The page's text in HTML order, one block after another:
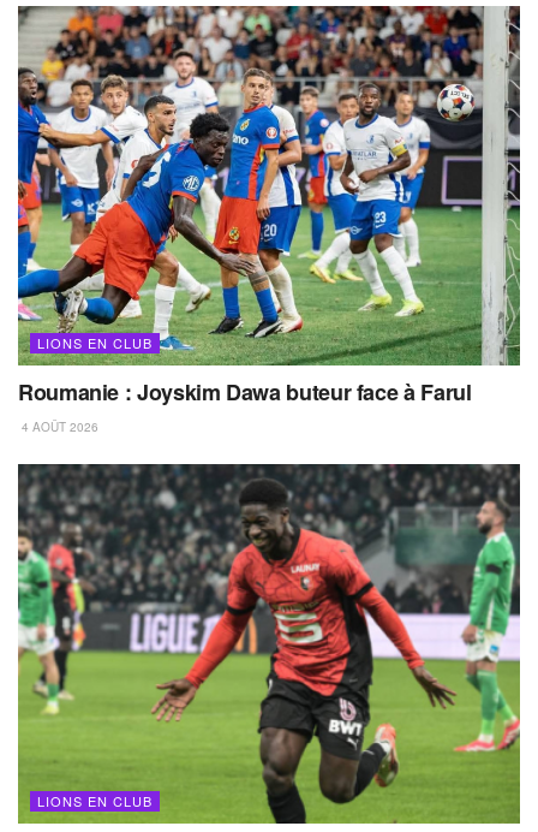
LIONS EN CLUB
Roumanie : Joyskim Dawa buteur face à Farul
4 AOÛT 2026
LIONS EN CLUB